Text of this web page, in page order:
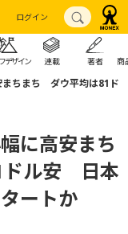
ログイン
デザイン 連載 著者 商
まちまち ダウ平均は81ド
に高安まち
ドル安 日本
ートか